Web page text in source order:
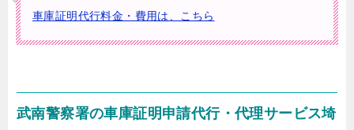
車庫証明代行料金・費用は、こちら
武南警察署の車庫証明申請代行・代理サービス埼